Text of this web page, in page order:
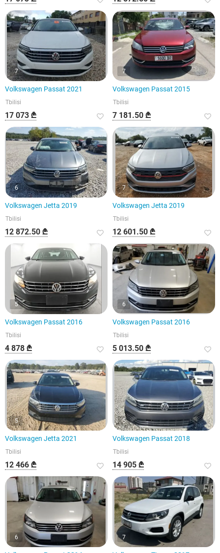
7
Volkswagen Passat 2021
Tbilisi
17 073 ₾
7
Volkswagen Passat 2015
Tbilisi
7 181.50 ₾
6
Volkswagen Jetta 2019
Tbilisi
12 872.50 ₾
7
Volkswagen Jetta 2019
Tbilisi
12 601.50 ₾
5
Volkswagen Passat 2016
Tbilisi
4 878 ₾
6
Volkswagen Passat 2016
Tbilisi
5 013.50 ₾
5
Volkswagen Jetta 2021
Tbilisi
12 466 ₾
5
Volkswagen Passat 2018
Tbilisi
14 905 ₾
6 7